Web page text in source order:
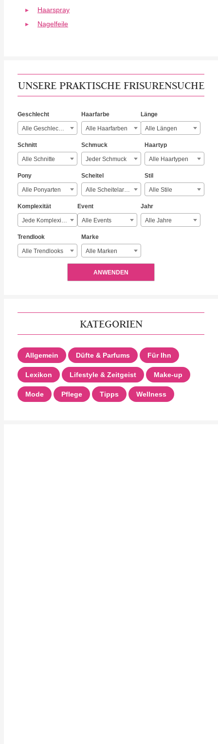
Haarspray
Nagelfeile
UNSERE PRAKTISCHE FRISURENSUCHE
Geschlecht
Alle Geschlechter
Haarfarbe
Alle Haarfarben
Länge
Alle Längen
Schnitt
Alle Schnitte
Schmuck
Jeder Schmuck
Haartyp
Alle Haartypen
Pony
Alle Ponyarten
Scheitel
Alle Scheitelarten
Stil
Alle Stile
Komplexität
Jede Komplexität
Event
Alle Events
Jahr
Alle Jahre
Trendlook
Alle Trendlooks
Marke
Alle Marken
ANWENDEN
KATEGORIEN
Allgemein Düfte & Parfums Für Ihn
Lexikon Lifestyle & Zeitgeist Make-up
Mode Pflege Tipps Wellness